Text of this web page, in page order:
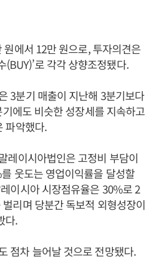
에서 12만 원으로, 투자의견은
(BUY)’로 각각 상향조정됐다.
3분기 매출이 지난해 3분기보다
에도 비슷한 성장세를 지속하고
파악했다.
레이시아법인은 고정비 부담이
웃도는 영업이익률을 달성할
이시아 시장점유율은 30%로 2
리며 당분간 독보적 외형성장이
다.
점차 늘어날 것으로 전망됐다.